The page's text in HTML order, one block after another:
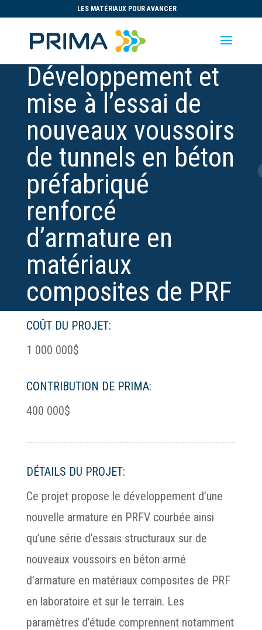
LES MATÉRIAUX POUR AVANCER
Développement et
mise à l’essai de
nouveaux voussoirs
de tunnels en béton
préfabriqué
renforcé
d’armature en
matériaux
composites de PRF
COÛT DU PROJET:
1 000 000$
CONTRIBUTION DE PRIMA:
400 000$
DÉTAILS DU PROJET:
Ce projet propose le développement d’une
nouvelle armature en PRFV courbée ainsi
qu’une série d’essais structuraux sur de
nouveaux voussoirs en béton armé
d’armature en matériaux composites de PRF
en laboratoire et sur le terrain. Les
paramètres d’étude comprennent notamment